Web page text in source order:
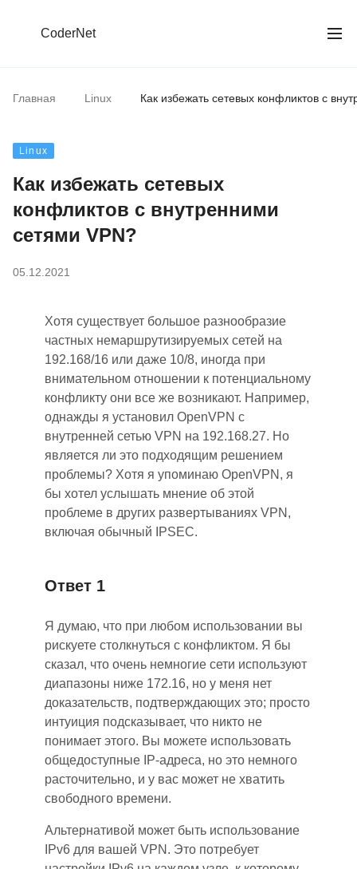
CoderNet
Главная Linux Как избежать сетевых конфликтов с
Linux
Как избежать сетевых
конфликтов с внутренними
сетями VPN?
05.12.2021
Хотя существует большое разнообразие
частных немаршрутизируемых сетей на
192.168/16 или даже 10/8, иногда при
внимательном отношении к потенциальному
конфликту они все же возникают. Например,
однажды я установил OpenVPN с
внутренней сетью VPN на 192.168.27. Но
является ли это подходящим решением
проблемы? Хотя я упоминаю OpenVPN, я
бы хотел услышать мнение об этой
проблеме в других развертываниях VPN,
включая обычный IPSEC.
Ответ 1
Я думаю, что при любом использовании вы
рискуете столкнуться с конфликтом. Я бы
сказал, что очень немногие сети используют
диапазоны ниже 172.16, но у меня нет
доказательств, подтверждающих это; просто
интуиция подсказывает, что никто не
понимает этого. Вы можете использовать
общедоступные IP-адреса, но это немного
расточительно, и у вас может не хватить
свободного времени.
Альтернативой может быть использование
IPv6 для вашей VPN. Это потребует